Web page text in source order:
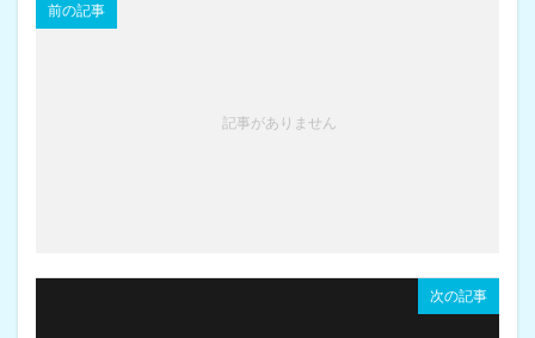
前の記事
記事がありません
次の記事